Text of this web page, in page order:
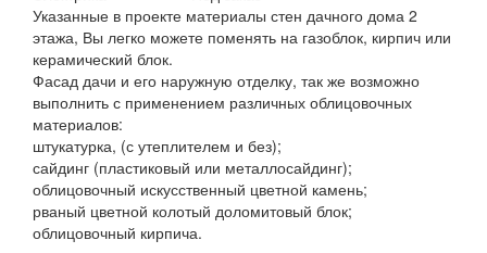
Указанные в проекте материалы стен дачного дома 2
этажа, Вы легко можете поменять на газоблок, кирпич или
керамический блок.
Фасад дачи и его наружную отделку, так же возможно
выполнить с применением различных облицовочных
материалов:
штукатурка, (с утеплителем и без);
сайдинг (пластиковый или металлосайдинг);
облицовочный искусственный цветной камень;
рваный цветной колотый доломитовый блок;
облицовочный кирпича.